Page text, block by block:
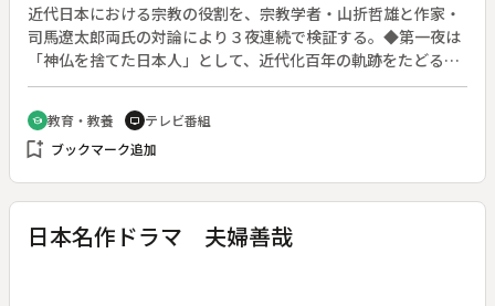
近代日本における宗教の役割を、宗教学者・山折哲雄と作家・
司馬遼太郎両氏の対論により３夜連続で検証する。◆第一夜は
「神仏を捨てた日本人」として、近代化百年の軌跡をたどる。
明治以降の近代化の代償として、日本人はいかに多くのものを
失ったか。「宗教不在」「明治維新」「国家神道の解体と政教
分離」などをテーマに対論する。
school 教育・教養 tv テレビ番組
bookmark_add ブックマーク追加
日本名作ドラマ 夫婦善哉